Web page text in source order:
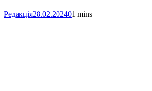
Редакція28.02.202401 mins